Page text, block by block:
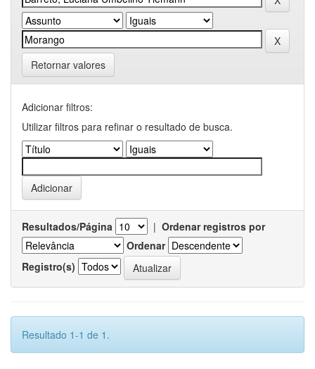
Retornar valores
Adicionar filtros:
Utilizar filtros para refinar o resultado de busca.
Resultados/Página | Ordenar registros por
Ordenar
Registro(s)
Resultado 1-1 de 1.